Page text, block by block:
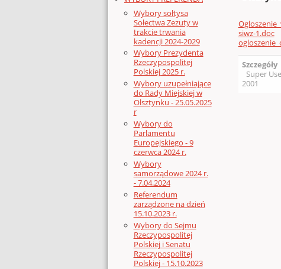
Wybory sołtysa
Sołectwa Zezuty w
trakcie trwania
kadencji 2024-2029
Wybory Prezydenta
Rzeczypospolitej
Polskiej 2025 r.
Wybory uzupełniające
do Rady Miejskiej w
Olsztynku - 25.05.2025
r
Wybory do
Parlamentu
Europejskiego - 9
czerwca 2024 r.
Wybory
samorządowe 2024 r.
- 7.04.2024
Referendum
zarządzone na dzień
15.10.2023 r.
Wybory do Sejmu
Rzeczypospolitej
Polskiej i Senatu
Rzeczypospolitej
Polskiej - 15.10.2023
siwz-1.doc
Szczegóły
Super
2001